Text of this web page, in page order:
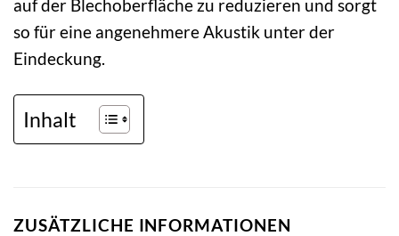
auf der Blechoberfläche zu reduzieren und sorgt
so für eine angenehmere Akustik unter der
Eindeckung.
Inhalt
ZUSÄTZLICHE INFORMATIONEN